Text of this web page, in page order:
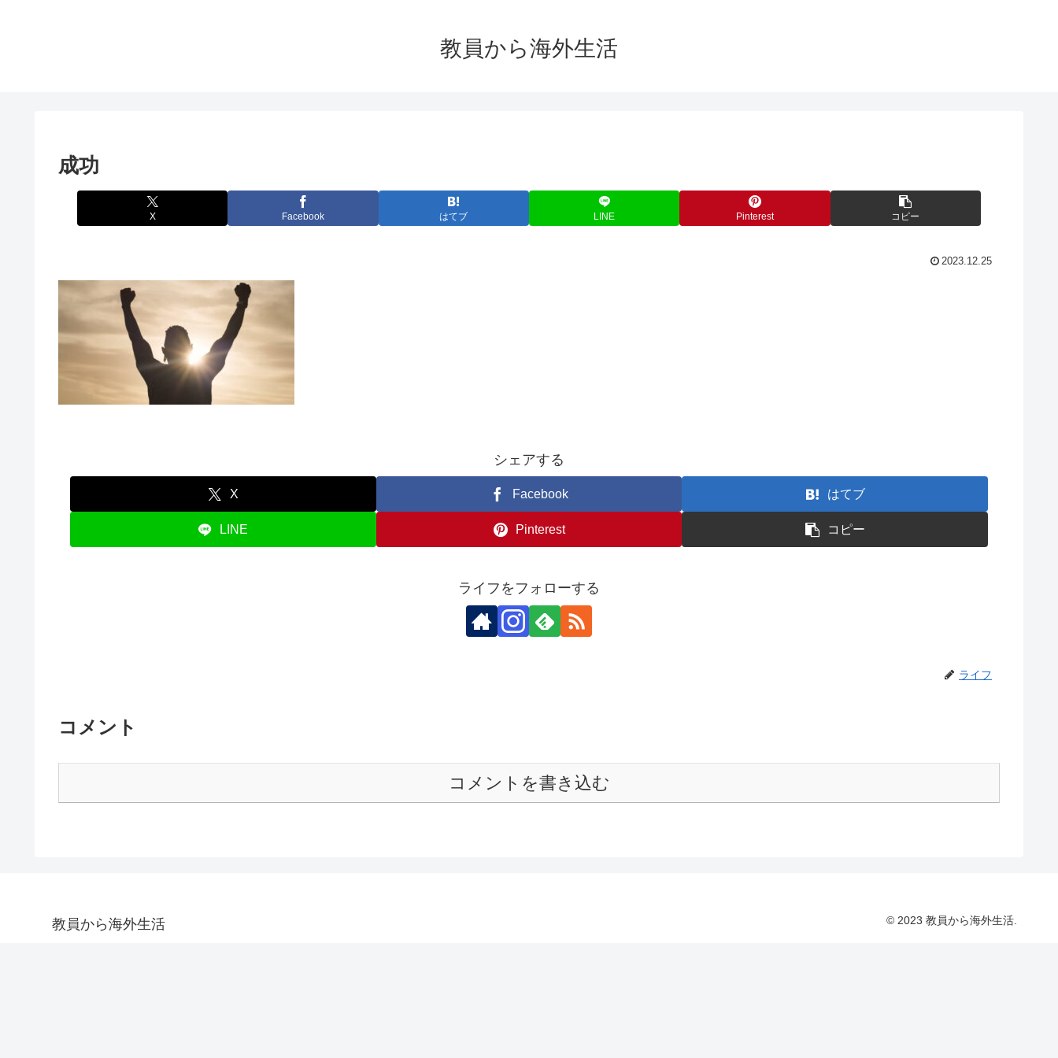
教員から海外生活
成功
X Facebook はてブ LINE Pinterest コピー
2023.12.25
シェアする
X Facebook はてブ
LINE Pinterest コピー
ライフをフォローする
ライフ
コメント
コメントを書き込む
教員から海外生活 © 2023 教員から海外生活.